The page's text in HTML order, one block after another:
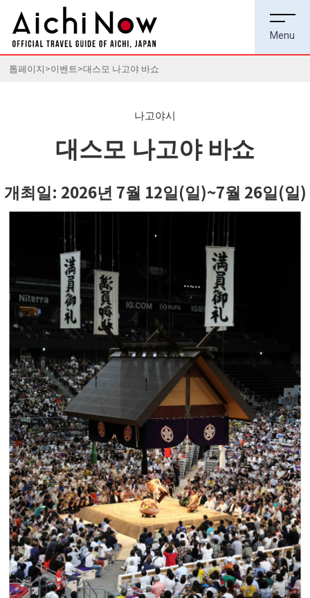
톱페이지 이벤트 대스모 나고야 바쇼
나고야시
대스모 나고야 바쇼
개최일: 2026년 7월 12일(일)~7월 26일(일)